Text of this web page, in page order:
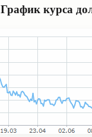
График курса